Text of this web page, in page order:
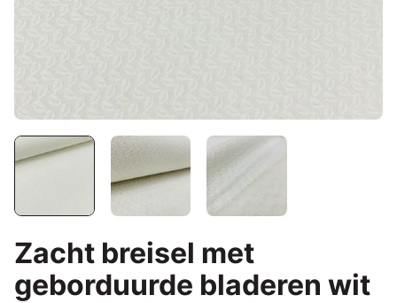
Zacht breisel met
geborduurde bladeren wit